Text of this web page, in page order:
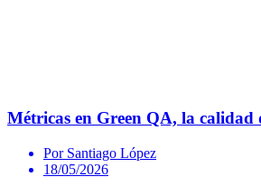
Métricas en Green QA, la calidad
Por Santiago López
18/05/2026